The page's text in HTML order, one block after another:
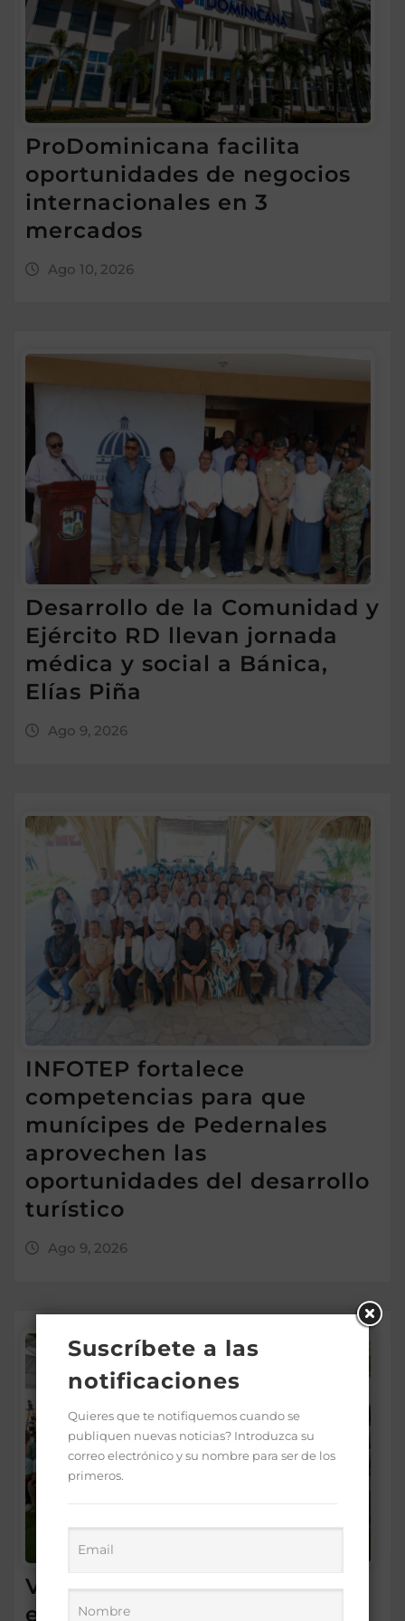
ProDominicana facilita
oportunidades de negocios
internacionales en 3
mercados
Ago 10, 2026
Desarrollo de la Comunidad y
Ejército RD llevan jornada
médica y social a Bánica,
Elías Piña
Ago 9, 2026
INFOTEP fortalece
competencias para que
munícipes de Pedernales
aprovechen las
oportunidades del desarrollo
turístico
Ago 9, 2026
Vicepresidenta Raquel Peña
entrega 450 títulos de
Suscríbete a las
notificaciones
Quieres que te notifiquemos cuando se
publiquen nuevas noticias? Introduzca su
correo electrónico y su nombre para ser de los
primeros.